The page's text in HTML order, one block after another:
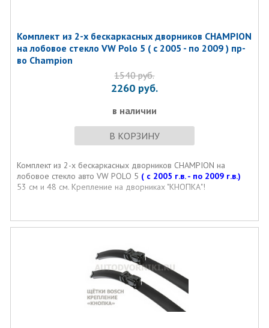
Комплект из 2-х бескаркасных дворников CHAMPION
на лобовое стекло VW Polo 5 ( с 2005 - по 2009 ) пр-
во Champion
1540руб.
2260 руб.
в наличии
В КОРЗИНУ
Комплект из 2-х бескаркасных дворников CHAMPION на
лобовое стекло авто VW POLO 5 ( с 2005 г.в. - по 2009 г.в.)
53 см и 48 см. Крепление на дворниках "КНОПКА"!